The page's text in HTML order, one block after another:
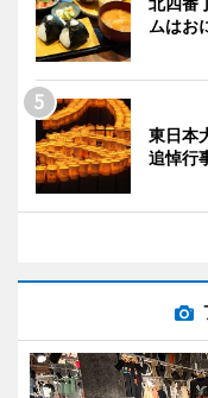
ムはお
東日本
追悼行